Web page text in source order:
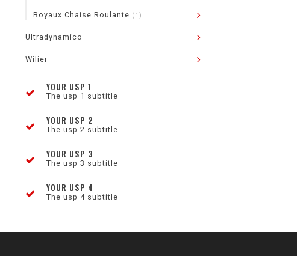
Boyaux Chaise Roulante (1)
Ultradynamico
Wilier
YOUR USP 1
The usp 1 subtitle
YOUR USP 2
The usp 2 subtitle
YOUR USP 3
The usp 3 subtitle
YOUR USP 4
The usp 4 subtitle